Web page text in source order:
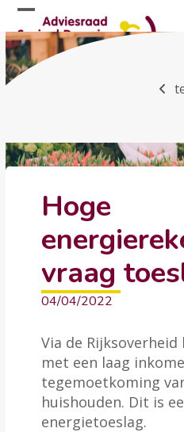
Skip
to
content
Open
mobile
menu
Close
mobile
menu
Hoge
vraag
04/04/2022
Via de
met een laag
tegemoetkoming
huishouden. Dit is
energietoeslag.